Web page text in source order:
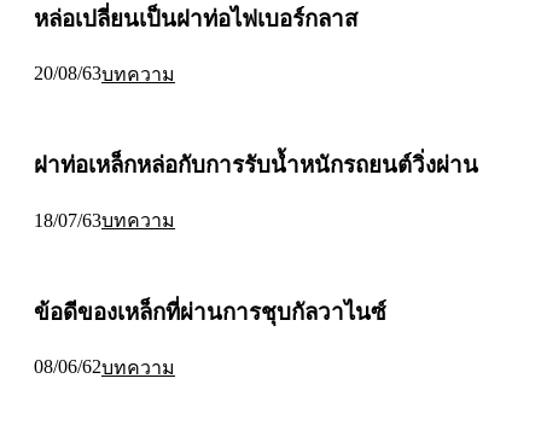
หล่อเปลี่ยนเป็นฝาท่อไฟเบอร์กลาส
20/08/63บทความ
ฝาท่อเหล็กหล่อกับการรับน้ำหนักรถยนต์วิ่งผ่าน
18/07/63บทความ
ข้อดีของเหล็กที่ผ่านการชุบกัลวาไนซ์
08/06/62บทความ